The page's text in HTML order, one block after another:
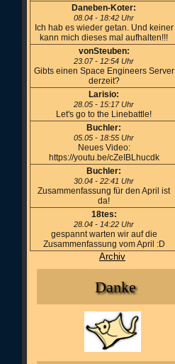
Daneben-Koter:
08.04 - 18:42 Uhr
Ich hab es wieder getan. Und keiner
kann mich dieses mal aufhalten!!!
vonSteuben:
23.07 - 12:54 Uhr
Gibts einen Space Engineers Server
derzeit?
Larisio:
28.05 - 15:17 Uhr
Let's go to the Linebattle!
Buchler:
05.05 - 18:55 Uhr
Neues Video:
https://youtu.be/cZeIBLhucdk
Buchler:
30.04 - 22:41 Uhr
Zusammenfassung für den April ist
da!
18tes:
28.04 - 14:22 Uhr
gespannt warten wir auf die
Zusammenfassung vom April :D
Archiv
Danke